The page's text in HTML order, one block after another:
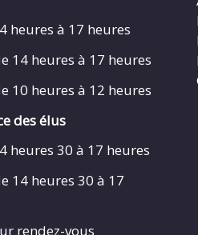
heures à 17 heures
14 heures à 17 heures
10 heures à 12 heures
des élus
heures 30 à 17 heures
14 heures 30 à 17
rendez-vous